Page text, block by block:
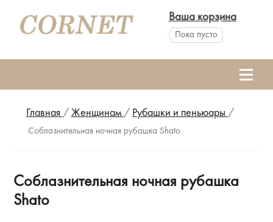
Ваша корзина
Пока пусто
Главная / Женщинам / Рубашки и пеньюары /
Соблазнительная ночная рубашка Shato
Соблазнительная ночная рубашка
Shato